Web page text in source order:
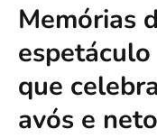
Memórias
que
avós e